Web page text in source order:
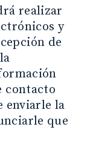
realizar
y
de
contacto
enviarle la
que